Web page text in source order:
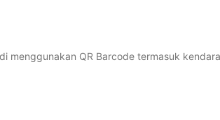
menggunakan QR Barcode termasuk